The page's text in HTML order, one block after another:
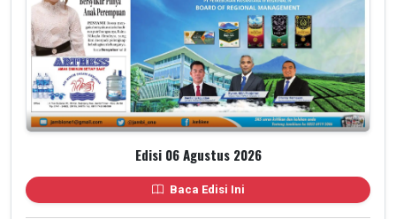
Edisi 06 Agustus 2026
Baca Edisi Ini